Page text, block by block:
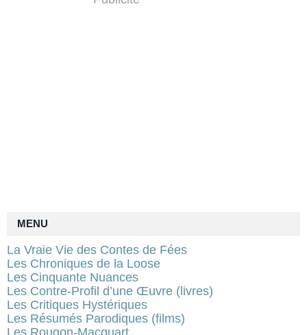
MENU
La Vraie Vie des Contes de Fées
Les Chroniques de la Loose
Les Cinquante Nuances
Les Contre-Profil d’une Œuvre (livres)
Les Critiques Hystériques
Les Résumés Parodiques (films)